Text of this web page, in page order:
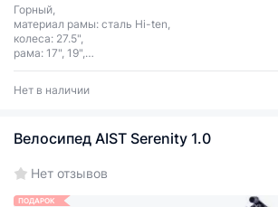
Горный,
материал рамы: сталь Hi-ten,
колеса: 27.5",
рама: 17", 19",
трансмиссия: 21 скор.,
Нет в наличии
Велосипед AIST Serenity 1.0
Нет отзывов
ПОДАРОК